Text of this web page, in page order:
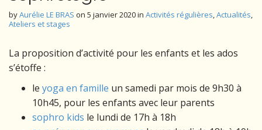
byAurélie LE BRAS on 5 janvier 2020in Activités régulières,Actualités,
Ateliers et stages
La proposition d’activité pour les enfants et les ados
s’étoffe :
le yoga en famille un samedi par mois de 9h30 à
10h45, pour les enfants avec leur parents
sophro kids le lundi de 17h à 18h